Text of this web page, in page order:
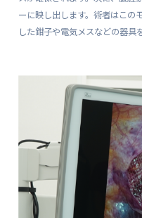
ーに映し出します。術者はこの
した鉗子や電気メスなどの器具